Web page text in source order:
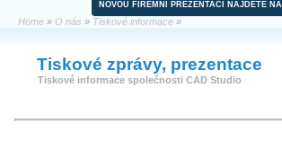
NOVOU FIREMNÍ PREZENTACI NAJDETE NA
Home » O nás » Tiskové informace »
Tiskové zprávy, prezentace
Tiskové informace společnosti CAD Studio